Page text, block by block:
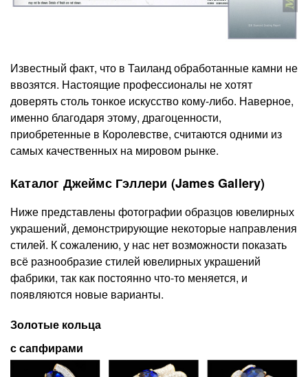
Известный факт, что в Таиланд обработанные камни не
ввозятся. Настоящие профессионалы не хотят
доверять столь тонкое искусство кому-либо. Наверное,
именно благодаря этому, драгоценности,
приобретенные в Королевстве, считаются одними из
самых качественных на мировом рынке.
Каталог Джеймс Гэллери (James Gallery)
Ниже представлены фотографии образцов ювелирных
украшений, демонстрирующие некоторые направления
стилей. К сожалению, у нас нет возможности показать
всё разнообразие стилей ювелирных украшений
фабрики, так как постоянно что-то меняется, и
появляются новые варианты.
Золотые кольца
с сапфирами